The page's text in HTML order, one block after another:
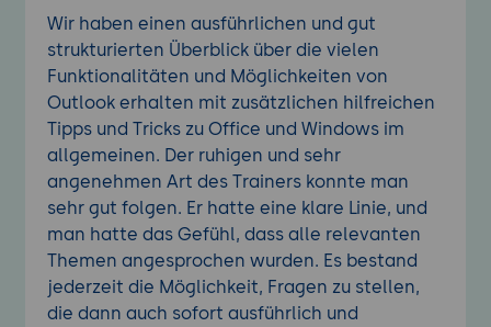
Wir haben einen ausführlichen und gut
strukturierten Überblick über die vielen
Funktionalitäten und Möglichkeiten von
Outlook erhalten mit zusätzlichen hilfreichen
Tipps und Tricks zu Office und Windows im
allgemeinen. Der ruhigen und sehr
angenehmen Art des Trainers konnte man
sehr gut folgen. Er hatte eine klare Linie, und
man hatte das Gefühl, dass alle relevanten
Themen angesprochen wurden. Es bestand
jederzeit die Möglichkeit, Fragen zu stellen,
die dann auch sofort ausführlich und